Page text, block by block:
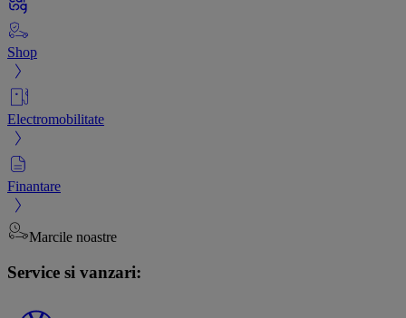
Shop
Electromobilitate
Finantare
Marcile noastre
Service si vanzari: